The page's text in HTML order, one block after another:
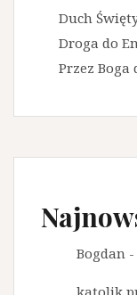
Duch
Droga do
Przez Boga
Bogdan -
katolik